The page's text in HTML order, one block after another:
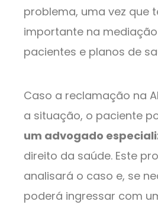
problema, uma vez que
importante na
pacientes e planos de
Caso a reclamação na
a situação, o paciente
um advogado
direito da saúde. Este
analisará o caso e, se
poderá ingressar com